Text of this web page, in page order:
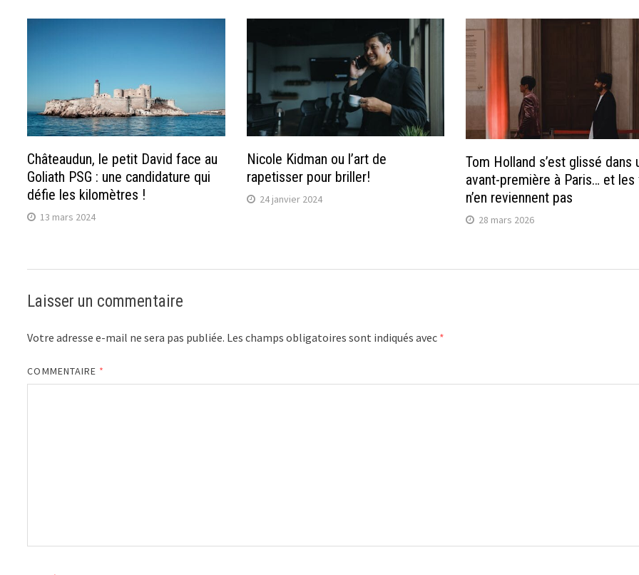
Châteaudun, le petit David face au
Goliath PSG : une candidature qui
défie les kilomètres !
13 mars 2024
Nicole Kidman ou l’art de
rapetisser pour briller!
24 janvier 2024
Tom Holland s’est glissé dans
avant-première à Paris… et les
n’en reviennent pas
28 mars 2026
Laisser un commentaire
Votre adresse e-mail ne sera pas publiée. Les champs obligatoires sont indiqués avec *
COMMENTAIRE *